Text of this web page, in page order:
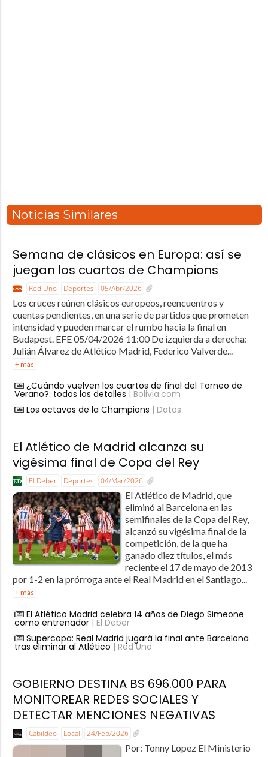
Noticias Similares
Semana de clásicos en Europa: así se
juegan los cuartos de Champions
Red Uno Deportes 05/Abr/2026
Los cruces reúnen clásicos europeos, reencuentros y
cuentas pendientes, en una serie de partidos que prometen
intensidad y pueden marcar el rumbo hacia la final en
Budapest. EFE 05/04/2026 11:00 De izquierda a derecha:
Julián Álvarez de Atlético Madrid, Federico Valverde...
+ más
¿Cuándo vuelven los cuartos de final del Torneo de
Verano?: todos los detalles | Bolivia.com
Los octavos de la Champions | Datos
El Atlético de Madrid alcanza su
vigésima final de Copa del Rey
El Deber Deportes 04/Mar/2026
El Atlético de Madrid, que
eliminó al Barcelona en las
semifinales de la Copa del Rey,
alcanzó su vigésima final de la
competición, de la que ha
ganado diez títulos, el más
reciente el 17 de mayo de 2013
por 1-2 en la prórroga ante el Real Madrid en el Santiago...
+ más
El Atlético Madrid celebra 14 años de Diego Simeone
como entrenador| El Deber
Supercopa: Real Madrid jugará la final ante Barcelona
tras eliminar al Atlético | Red Uno
GOBIERNO DESTINA BS 696.000 PARA
MONITOREAR REDES SOCIALES Y
DETECTAR MENCIONES NEGATIVAS
Cabildeo Local 24/Feb/2026
Por: Tonny Lopez El Ministerio